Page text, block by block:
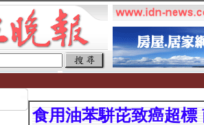
食用油苯駢芘致癌超